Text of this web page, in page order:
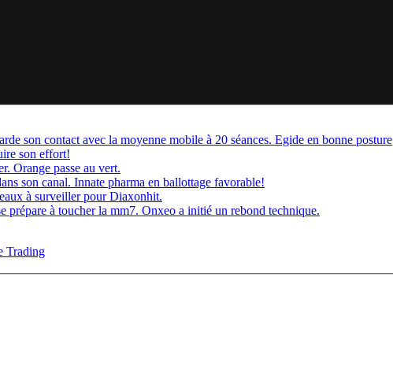
son contact avec la moyenne mobile à 20 séances. Egide en bonne posture
son effort!
Orange passe au vert.
son canal. Innate pharma en ballottage favorable!
à surveiller pour Diaxonhit.
à toucher la mm7. Onxeo a initié un rebond technique.
Trading